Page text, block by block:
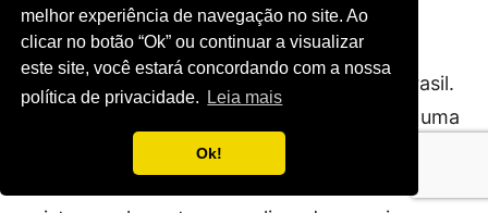
melhor experiência de navegação no site. Ao
clicar no botão “Ok” ou continuar a visualizar
este site, você estará concordando com a nossa
política de privacidade.
Leia mais
Ok!
A resposta é muito simples. Temos muitas
famílias aplicando o ensino domiciliar no Brasil.
E elas estão na ilegalidade porque não tem uma
lei que as proteja. Inclusive, há famílias